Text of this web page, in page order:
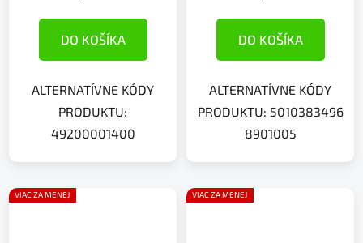
DO KOŠÍKA
ALTERNATÍVNE KÓDY
PRODUKTU:
49200001400
DO KOŠÍKA
ALTERNATÍVNE KÓDY
PRODUKTU: 5010383496
8901005
VIAC ZA MENEJ VIAC ZA MENEJ